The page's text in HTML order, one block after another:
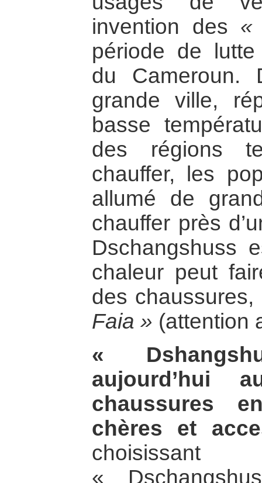
invention des «
période de lutte
du Cameroun.
grande ville,
basse
des régions
chauffer, les
allumé de
chauffer près
Dschangshuss
chaleur peut
des
Faia » (attention
«
aujourd’hui
chaussures
chères et
«